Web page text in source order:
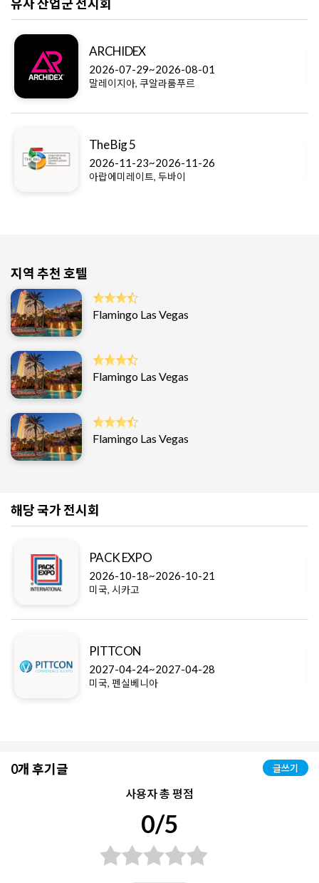
유사 산업군 전시회
ARCHIDEX
2026-07-29~2026-08-01
말레이지아, 쿠알라룸푸르
The Big 5
2026-11-23~2026-11-26
아랍에미레이트, 두바이
지역 추천 호텔
Flamingo Las Vegas
Flamingo Las Vegas
Flamingo Las Vegas
해당 국가 전시회
PACK EXPO
2026-10-18~2026-10-21
미국, 시카고
PITTCON
2027-04-24~2027-04-28
미국, 펜실베니아
0개 후기글 글쓰기
사용자 총 평점
0/5